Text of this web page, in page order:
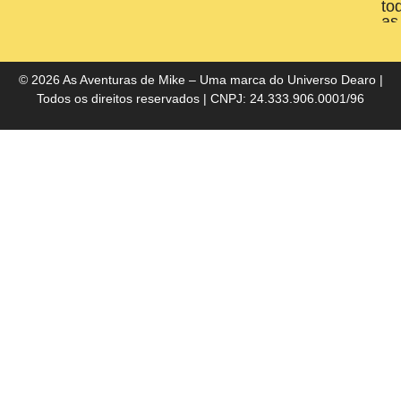
as
© 2026 As Aventuras de Mike – Uma marca do Universo Dearo|
Todos os direitos reservados | CNPJ: 24.333.906.0001/96